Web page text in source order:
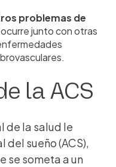
problemas de
junto con otras
la ACS
de la salud le
sueño (ACS),
se someta a un